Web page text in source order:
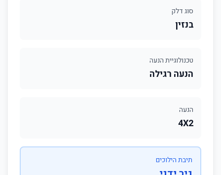
סוג דלק
בנזין
טכנולוגיית הנעה
הנעה רגילה
הנעה
4X2
תיבת הילוכים